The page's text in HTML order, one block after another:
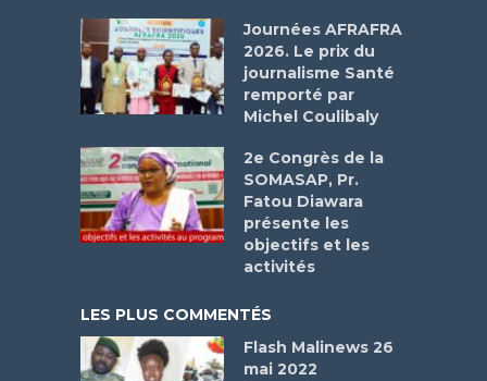
Journées AFRAFRA
2026. Le prix du
journalisme Santé
remporté par
Michel Coulibaly
2e Congrès de la
SOMASAP, Pr.
Fatou Diawara
présente les
objectifs et les
activités
LES PLUS COMMENTÉS
Flash Malinews 26
mai 2022